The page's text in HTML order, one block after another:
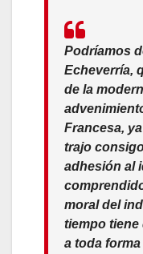
Podríamos
Echeverría,
de la
Francesa,
trajo
adhesión al
moral del
tiempo tiene
a toda